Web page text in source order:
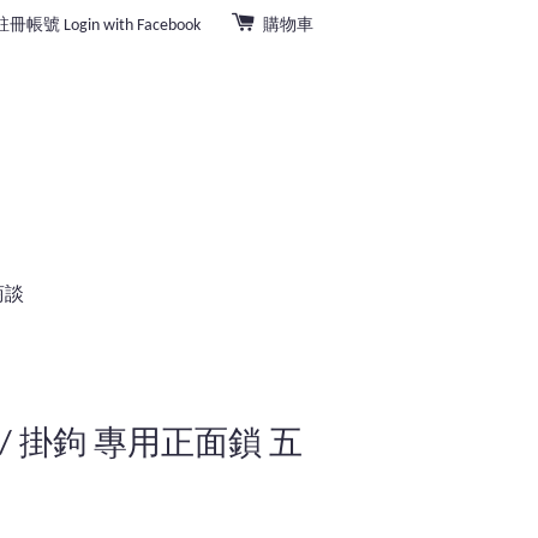
冊帳號 Login with Facebook 購物車
談
掛鉤 專用正面鎖 五